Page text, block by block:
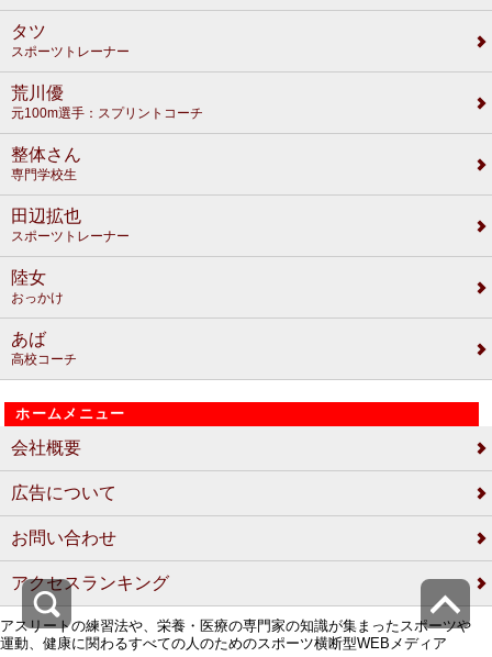
タツ
スポーツトレーナー
荒川優
元100m選手：スプリントコーチ
整体さん
専門学校生
田辺拡也
スポーツトレーナー
陸女
おっかけ
あば
高校コーチ
ホームメニュー
会社概要
広告について
お問い合わせ
アクセスランキング
アスリートの練習法や、栄養・医療の専門家の知識が集まったスポーツや
運動、健康に関わるすべての人のためのスポーツ横断型WEBメディア